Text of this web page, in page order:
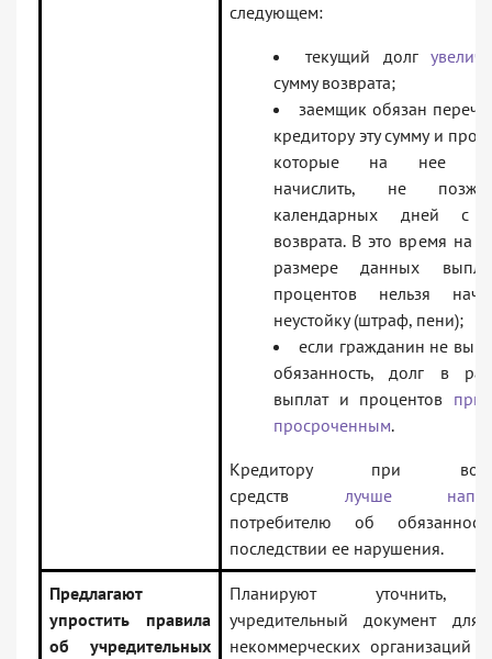
следующем:
текущий долг
сумму возврата;
заемщик обязан
кредитору эту сумму и
которые на нее
начислить, не
календарных дней с
возврата. В это время на
размере данных
процентов нельзя
неустойку (штраф, пени);
если гражданин не
обязанность, долг в
выплат и процентов
просроченным.
Кредитору при
средств лучше
потребителю об
последствии ее нарушения.
Предлагают
упростить правила
об учредительных
Планируют уточнить,
учредительный документ для
некоммерческих организаций